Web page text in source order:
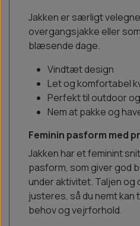
Jakken er særligt
overgangsjakke eller
blæsende dage.
Vindtæt design
Let og komfortabel
Perfekt til outdoor
Nem at pakke og
Feminin pasform med
Jakken har et feminint
pasform, som giver god
under aktivitet. Taljen og
justeres, så du nemt
behov og vejrforhold.